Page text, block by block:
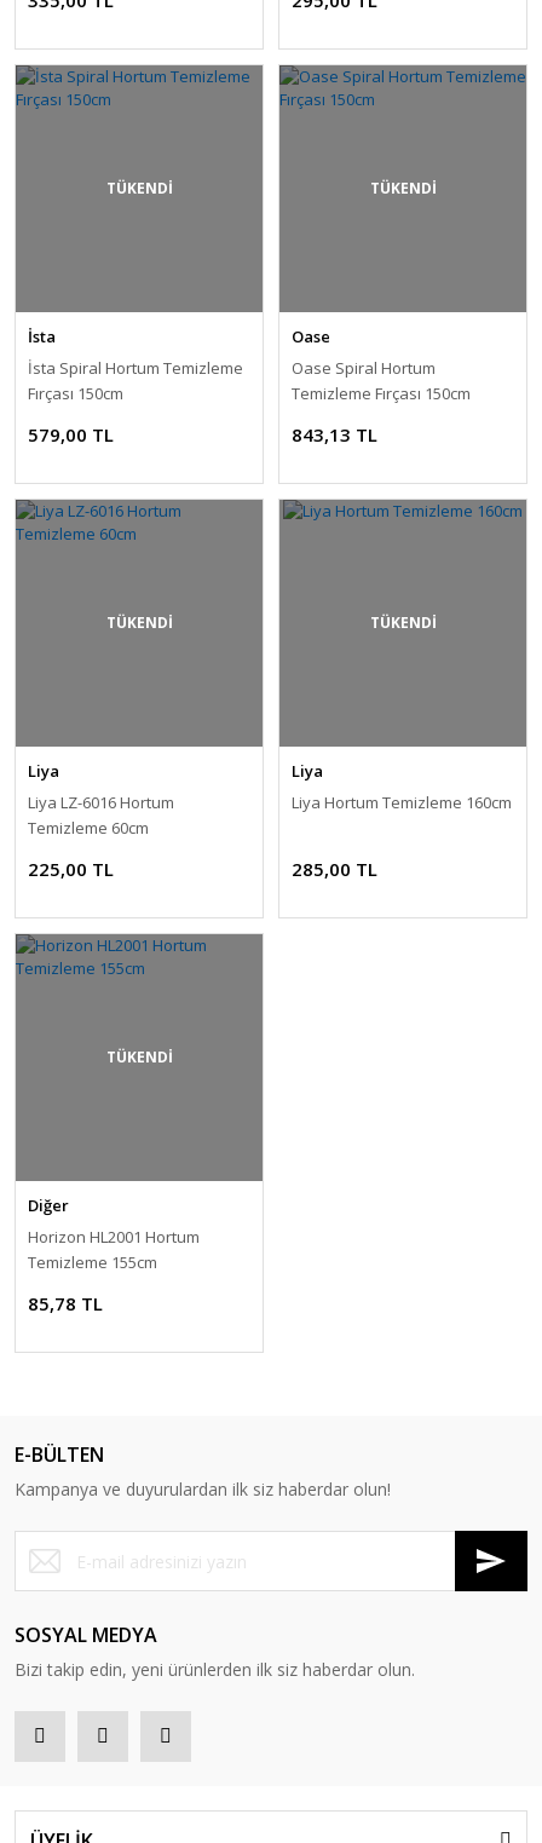
TÜKENDİ
İsta
İsta Spiral Hortum Temizleme
Fırçası 150cm
579,00 TL
TÜKENDİ
Oase
Oase Spiral Hortum
Temizleme Fırçası 150cm
843,13 TL
TÜKENDİ
Liya
Liya LZ-6016 Hortum
Temizleme 60cm
225,00 TL
TÜKENDİ
Liya
Liya Hortum Temizleme 160cm
285,00 TL
TÜKENDİ
Diğer
Horizon HL2001 Hortum
Temizleme 155cm
85,78 TL
E-BÜLTEN
Kampanya ve duyurulardan ilk siz haberdar olun!
SOSYAL MEDYA
Bizi takip edin, yeni ürünlerden ilk siz haberdar olun.